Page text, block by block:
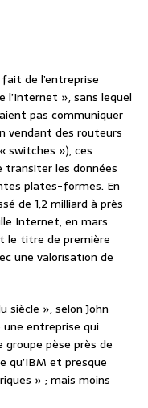
de l’entreprise
l’Internet », sans lequel
pas communiquer
vendant des routeurs
switches »), ces
les données
plates-formes. En
de 1,2 milliard à près
Internet, en mars
le titre de première
une valorisation de
siècle », selon John
une entreprise qui
pèse près de
qu’IBM et presque
» ; mais moins